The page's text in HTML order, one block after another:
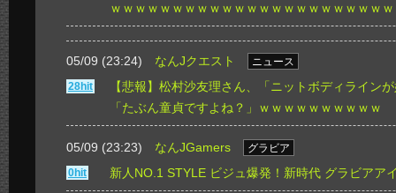
ｗｗｗｗｗｗｗｗｗｗｗｗｗｗｗｗｗｗｗｗｗｗ
05/09 (23:24) なんJクエスト
ニュース
28hit
【悲報】松村沙友理さん、「ニットボディライン
「たぶん童貞ですよね？」ｗｗｗｗｗｗｗｗｗｗ
05/09 (23:23) なんJGamers
グラビア
0hit
新人NO.1 STYLE ビジュ爆発！新時代 グラビアア